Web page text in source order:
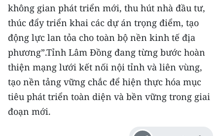
không gian phát triển mới, thu hút nhà đầu tư,
thúc đẩy triển khai các dự án trọng điểm, tạo
động lực lan tỏa cho toàn bộ nền kinh tế địa
phương”.Tỉnh Lâm Đồng đang từng bước hoàn
thiện mạng lưới kết nối nội tỉnh và liên vùng,
tạo nền tảng vững chắc để hiện thực hóa mục
tiêu phát triển toàn diện và bền vững trong giai
đoạn mới.